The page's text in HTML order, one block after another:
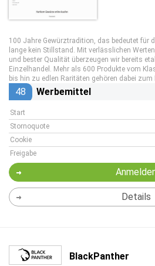
100 Jahre Gewürztradition, das bedeutet für
lange kein Stillstand. Mit verlässlichen
und bester Qualität überzeugen wir bereits
Einzelhandel. Mehr als 600 Produkte vom
bis hin zu edlen Raritäten gehören dabei
48 Werbemittel
Start
Stornoquote
Cookie
Freigabe
Details
BlackPanther